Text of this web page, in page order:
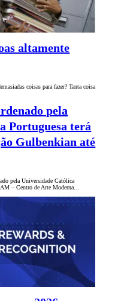
altamente
coisas para fazer? Tanta coisa
pela
Portuguesa terá
Gulbenkian até
pela Universidade Católica
– Centro de Arte Moderna…